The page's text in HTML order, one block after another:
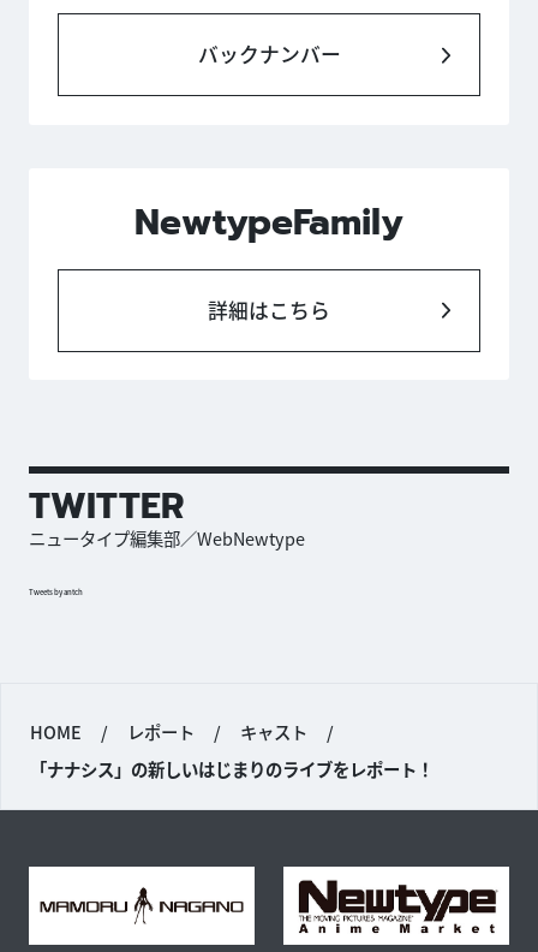
バックナンバー
NewtypeFamily
詳細はこちら
TWITTER
ニュータイプ編集部／WebNewtype
Tweets by antch
HOME / レポート / キャスト
/
「ナナシス」の新しいはじまりのライブをレポート！